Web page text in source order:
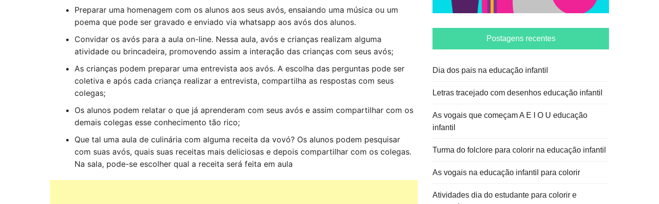
Preparar uma homenagem com os alunos aos seus avós, ensaiando uma música ou um
poema que pode ser gravado e enviado via whatsapp aos avós dos alunos.
Convidar os avós para a aula on-line. Nessa aula, avós e crianças realizam alguma
atividade ou brincadeira, promovendo assim a interação das crianças com seus avós;
As crianças podem preparar uma entrevista aos avós. A escolha das perguntas pode ser
coletiva e após cada criança realizar a entrevista, compartilha as respostas com seus
colegas;
Os alunos podem relatar o que já aprenderam com seus avós e assim compartilhar com os
demais colegas esse conhecimento tão rico;
Que tal uma aula de culinária com alguma receita da vovó? Os alunos podem pesquisar
com suas avós, quais suas receitas mais deliciosas e depois compartilhar com os colegas.
Na sala, pode-se escolher qual a receita será feita em aula
Postagens recentes
Dia dos pais na educação infantil
Letras tracejado com desenhos educação infantil
As vogais que começam A E I O U educação
infantil
Turma do folclore para colorir na educação infantil
As vogais na educação infantil para colorir
Atividades dia do estudante para colorir e